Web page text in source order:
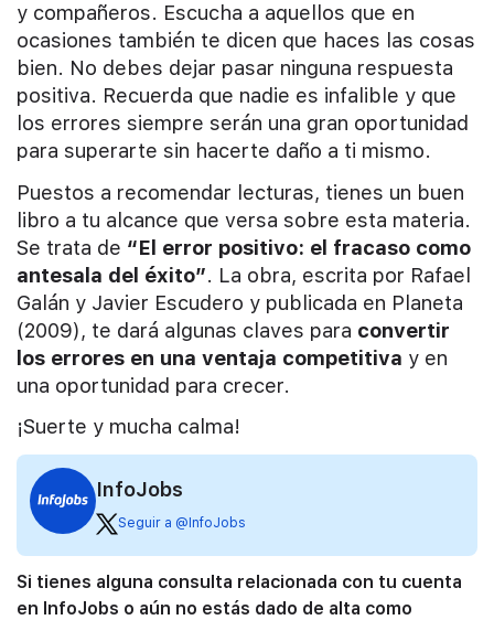
y compañeros. Escucha a aquellos que en
ocasiones también te dicen que haces las cosas
bien. No debes dejar pasar ninguna respuesta
positiva. Recuerda que nadie es infalible y que
los errores siempre serán una gran oportunidad
para superarte sin hacerte daño a ti mismo.
Puestos a recomendar lecturas, tienes un buen
libro a tu alcance que versa sobre esta materia.
Se trata de “El error positivo: el fracaso como
antesala del éxito”. La obra, escrita por Rafael
Galán y Javier Escudero y publicada en Planeta
(2009), te dará algunas claves para convertir
los errores en una ventaja competitiva y en
una oportunidad para crecer.
¡Suerte y mucha calma!
InfoJobs
Seguir a @InfoJobs
Si tienes alguna consulta relacionada con tu cuenta
en InfoJobs o aún no estás dado de alta como